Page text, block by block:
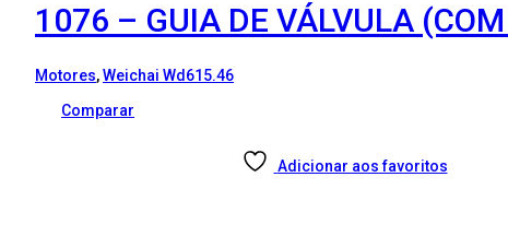
1076 – GUIA DE VÁLVULA
Motores,Weichai Wd615.46
Comparar
Adicionar aos favoritos